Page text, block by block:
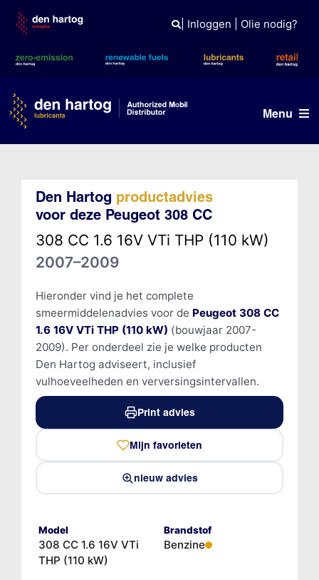
content
| Inloggen Olie nodig?
Menu
Producten
Referenties
Kennisbank
Den Hartog productadvies
voor deze Peugeot 308 CC
308 CC 1.6 16V VTi THP (110 kW)
2007–2009
Hieronder vind je het complete
smeermiddelenadvies voor de Peugeot 308 CC
1.6 16V VTi THP (110 kW) (bouwjaar 2007-
2009). Per onderdeel zie je welke producten
Den Hartog adviseert, inclusief
vulhoeveelheden en verversingsintervallen.
Print advies
Mijn favorieten
nieuw advies
Model
308 CC 1.6 16V VTi
THP (110 kW)
Brandstof
Benzine